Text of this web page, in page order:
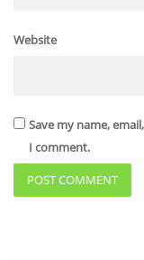
Website
Save my name,
I comment.